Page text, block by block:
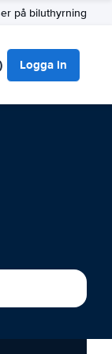
på biluthyrning
Logga in